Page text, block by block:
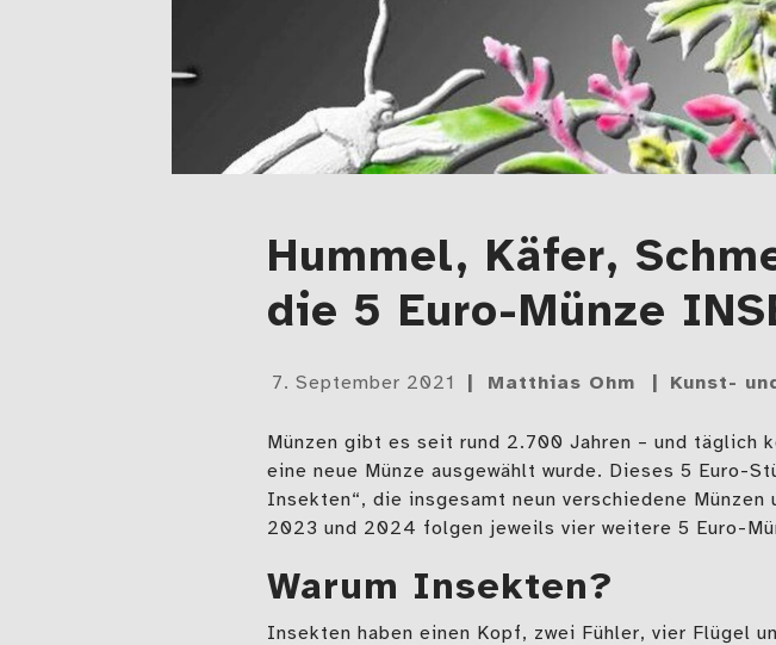
Hummel, Käfer,
die 5 Euro-Münze
Gepostet
7. September 2021 Matthias Ohm Kunst-
Münzen gibt es seit rund 2.700 Jahren – und täglich
eine neue Münze ausgewählt wurde. Dieses 5 Euro-
Insekten“, die insgesamt neun verschiedene
2023 und 2024 folgen jeweils vier weitere 5 Euro-
Warum Insekten?
Insekten haben einen Kopf, zwei Fühler, vier Flügel